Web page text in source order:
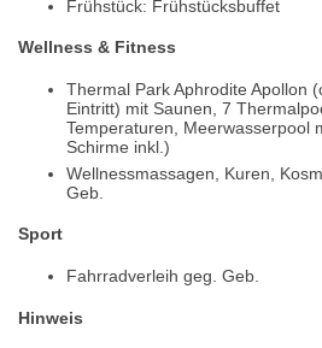
Frühstück: Frühstücksbuffet
Wellness & Fitness
Thermal Park Aphrodite Apollon
Eintritt) mit Saunen, 7
Temperaturen, Meerwasserpool
Schirme inkl.)
Wellnessmassagen, Kuren,
Geb.
Sport
Fahrradverleih geg. Geb.
Hinweis